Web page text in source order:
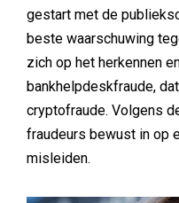
gestart met de
beste waarschuwing
zich op het herkennen
bankhelpdeskfraude,
cryptofraude. Volgens
fraudeurs bewust in op
misleiden.